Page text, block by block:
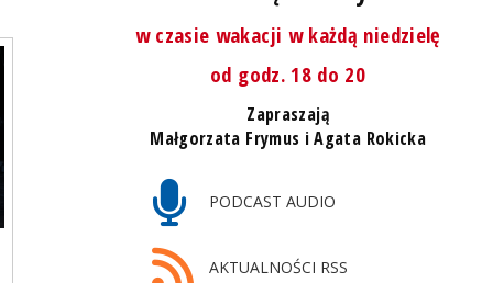
w czasie wakacji w każdą niedzielę
od godz. 18 do 20
Zapraszają
Małgorzata Frymus i Agata Rokicka
PODCAST AUDIO
AKTUALNOŚCI RSS